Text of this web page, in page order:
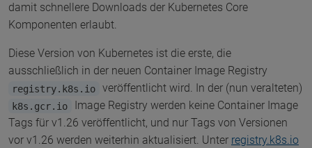
damit schnellere Downloads der Kubernetes Core
Komponenten erlaubt.
Diese Version von Kubernetes ist die erste, die
ausschließlich in der neuen Container Image Registry
registry.k8s.io veröffentlicht wird. In der (nun veralteten)
k8s.gcr.io
Image Registry werden keine Container Image
Tags für v1.26 veröffentlicht, und nur Tags von Versionen
vor v1.26 werden weiterhin aktualisiert. Unter registry.k8s.io